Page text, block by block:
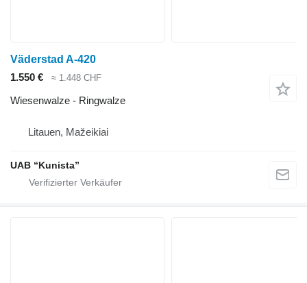
Väderstad A-420
1.550 €
≈ 1.448 CHF
Wiesenwalze - Ringwalze
Litauen, Mažeikiai
UAB “Kunista”